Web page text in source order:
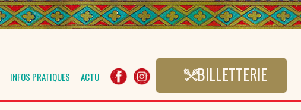
INFOS PRATIQUES ACTU BILLETTERIE